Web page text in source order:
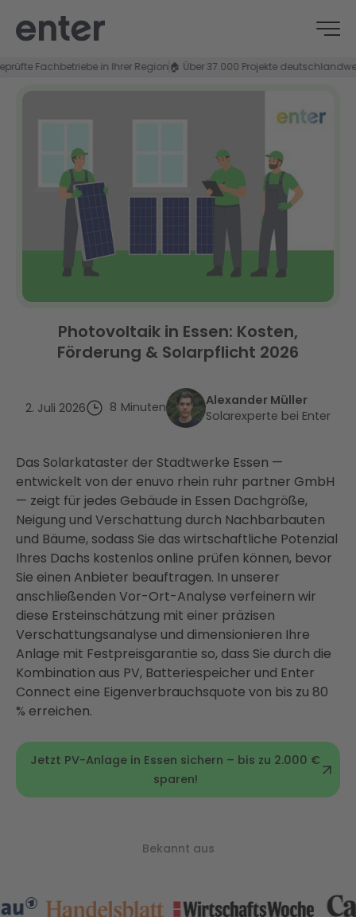
in Ihrer Region🏠 Über 37.000 Projekte deutschlandweit⭐
Photovoltaik in Essen: Kosten,
Förderung & Solarpflicht 2026
2. Juli 2026 8 Minuten
Alexander Müller
Solarexperte bei Enter
Das Solarkataster der Stadtwerke Essen —
entwickelt von der enuvo rhein ruhr partner GmbH
— zeigt für jedes Gebäude in Essen Dachgröße,
Neigung und Verschattung durch Nachbarbauten
und Bäume, sodass Sie das wirtschaftliche Potenzial
Ihres Dachs kostenlos online prüfen können, bevor
Sie einen Anbieter beauftragen. In unserer
anschließenden Vor-Ort-Analyse verfeinern wir
diese Ersteinschätzung mit einer präzisen
Verschattungsanalyse und dimensionieren Ihre
Anlage mit Festpreisgarantie so, dass Sie durch die
Kombination aus PV, Batteriespeicher und Enter
Connect eine Eigenverbrauchsquote von bis zu 80
% erreichen.
Jetzt PV-Anlage in Essen sichern – bis zu 2.000 €
sparen!
Bekannt aus